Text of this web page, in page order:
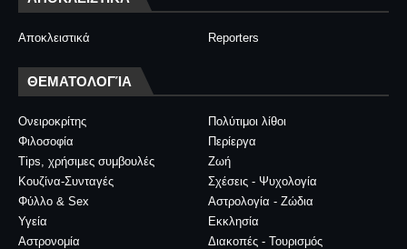
Αποκλειστικά Reporters
ΘΕΜΑΤΟΛΟΓΊΑ
Ονειροκρίτης
Πολύτιμοι λίθοι
Φιλοσοφία
Περίεργα
Tips, χρήσιμες συμβουλές
Ζωή
Κουζίνα-Συνταγές
Σχέσεις - Ψυχολογία
Φύλλο & Sex
Αστρολογία - Ζώδια
Υγεία
Εκκλησία
Αστρονομία
Διακοπές - Τουρισμός